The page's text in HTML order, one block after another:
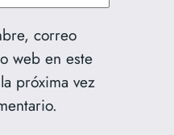
correo
web en este
próxima vez